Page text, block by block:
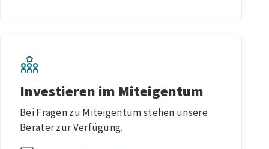
Investieren im Miteigentum
Bei Fragen zu Miteigentum stehen unsere
Berater zur Verfügung.